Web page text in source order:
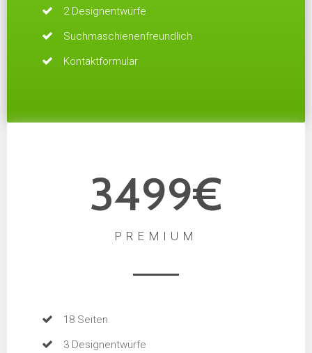
2 Designentwürfe
Suchmaschienen­freundlich
Kontaktformular
3499€
PREMIUM
18 Seiten
3 Designentwürfe